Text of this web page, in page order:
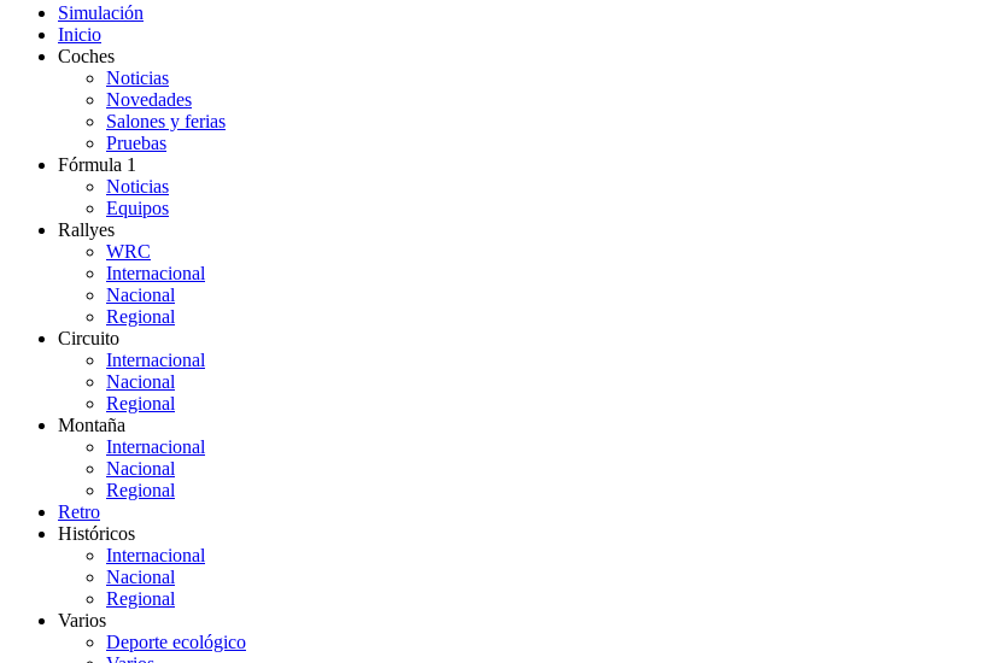
Simulación
Inicio
Coches
Noticias
Novedades
Salones y ferias
Pruebas
Fórmula 1
Noticias
Equipos
Rallyes
WRC
Internacional
Nacional
Regional
Circuito
Internacional
Nacional
Regional
Montaña
Internacional
Nacional
Regional
Retro
Históricos
Internacional
Nacional
Regional
Varios
Deporte ecológico